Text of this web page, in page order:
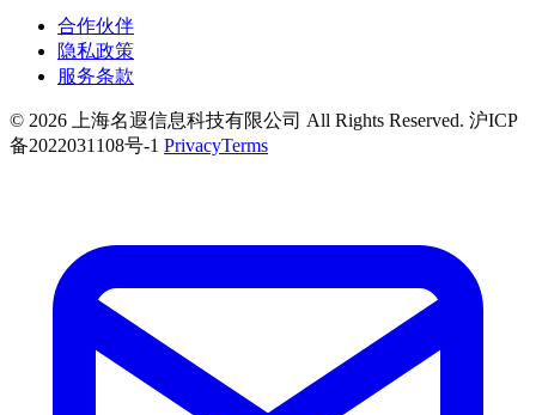
合作伙伴
隐私政策
服务条款
© 2026 上海名遐信息科技有限公司 All Rights Reserved. 沪ICP
备2022031108号-1 PrivacyTerms